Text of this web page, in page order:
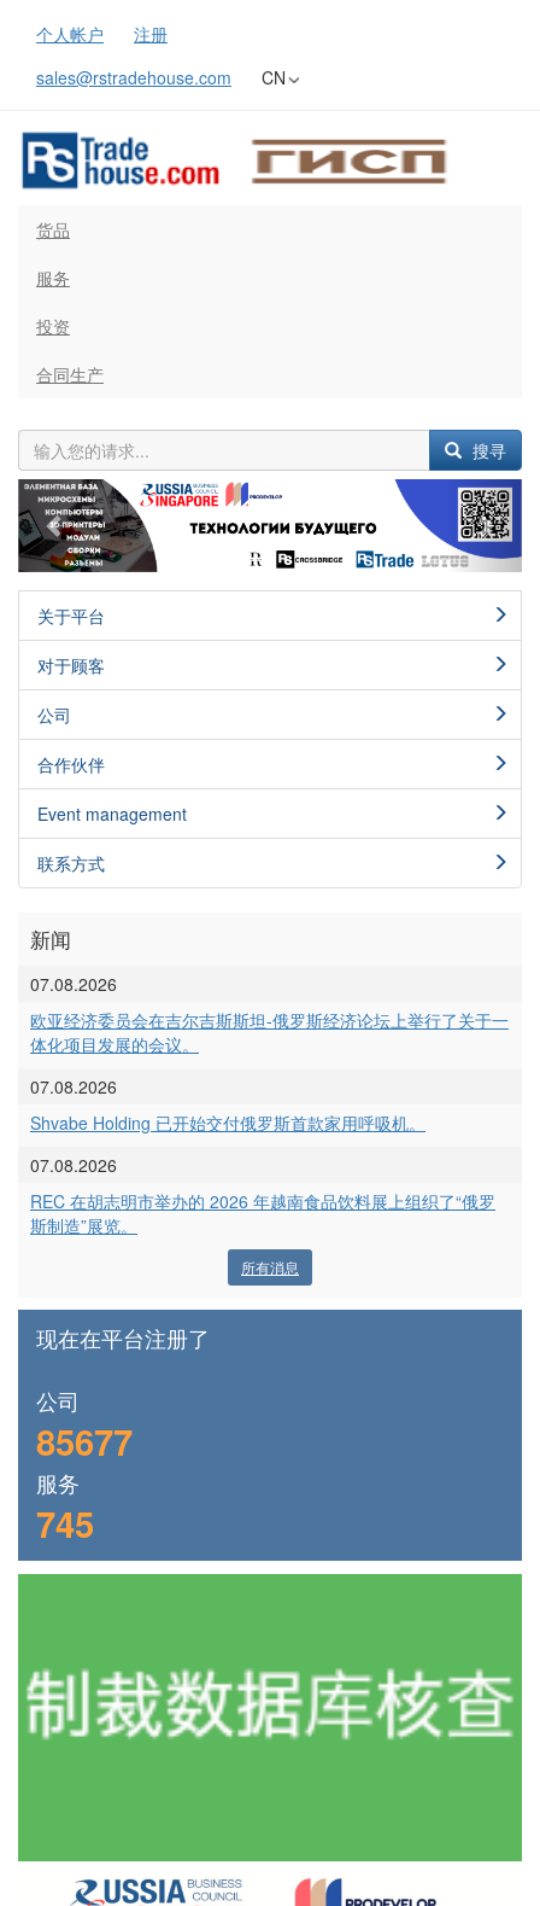
个人帐户
注册
sales@rstradehouse.com
CN
货品
服务
投资
合同生产
搜寻
Previous Next
关于平台
对于顾客
公司
合作伙伴
Event management
联系方式
新闻
07.08.2026
欧亚经济委员会在吉尔吉斯斯坦-俄罗斯经济论坛上举行了关于一
体化项目发展的会议。
07.08.2026
Shvabe Holding 已开始交付俄罗斯首款家用呼吸机。
07.08.2026
REC 在胡志明市举办的 2026 年越南食品饮料展上组织了“俄罗
斯制造”展览。
所有消息
现在在平台注册了
公司
85677
服务
745